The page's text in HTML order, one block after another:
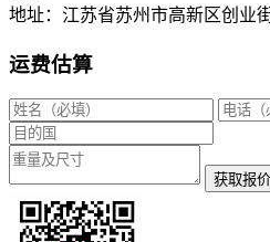
地址：江苏省苏州市高新区创业
运费估算
获取报价